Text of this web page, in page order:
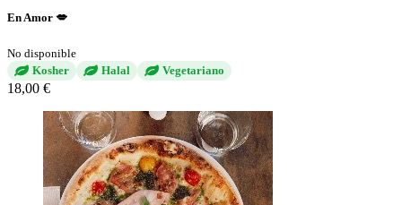
En Amor 💋
No disponible
Kosher
Halal Vegetariano
18,00 €